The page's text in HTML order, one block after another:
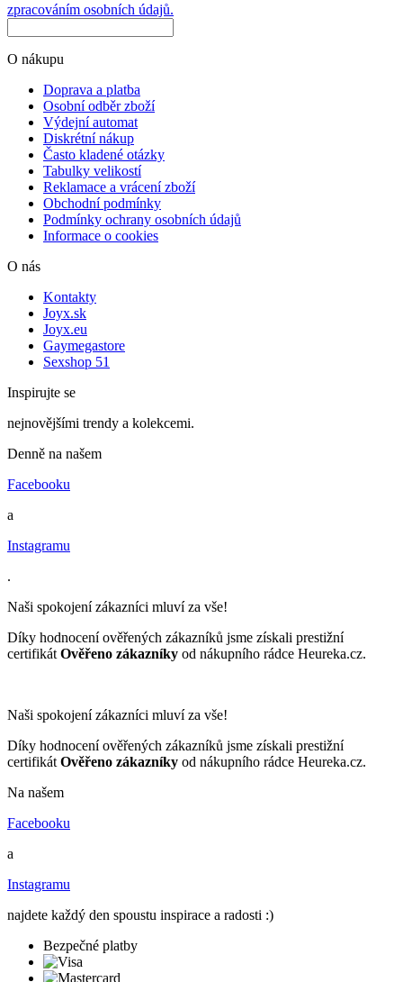
zpracováním osobních údajů.
O nákupu
Doprava a platba
Osobní odběr zboží
Výdejní automat
Diskrétní nákup
Často kladené otázky
Tabulky velikostí
Reklamace a vrácení zboží
Obchodní podmínky
Podmínky ochrany osobních údajů
Informace o cookies
O nás
Kontakty
Joyx.sk
Joyx.eu
Gaymegastore
Sexshop 51
Inspirujte se
nejnovějšími trendy a kolekcemi.
Denně na našem
Facebooku
a
Instagramu
.
Naši spokojení zákazníci mluví za vše!
Díky hodnocení ověřených zákazníků jsme získali prestižní
certifikát Ověřeno zákazníky od nákupního rádce Heureka.cz.
Naši spokojení zákazníci mluví za vše!
Díky hodnocení ověřených zákazníků jsme získali prestižní
certifikát Ověřeno zákazníky od nákupního rádce Heureka.cz.
Na našem
Facebooku
a
Instagramu
najdete každý den spoustu inspirace a radosti :)
Bezpečné platby